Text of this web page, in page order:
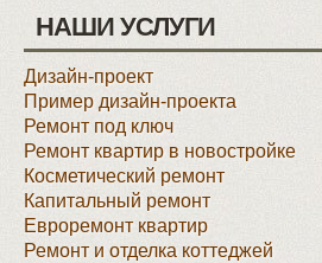
НАШИ УСЛУГИ
Дизайн-проект
Пример дизайн-проекта
Ремонт под ключ
Ремонт квартир в новостройке
Косметический ремонт
Капитальный ремонт
Евроремонт квартир
Ремонт и отделка коттеджей